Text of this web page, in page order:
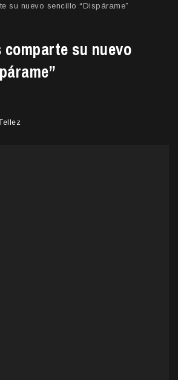
su nuevo sencillo “Dispárame”
su nuevo